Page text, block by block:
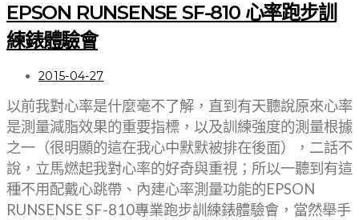
EPSON RUNSENSE SF-810 心率跑步訓
練錶體驗會
2015-04-27
以前我對心率是什麼毫不了解，直到有天聽說原來心率
是測量減脂效果的重要指標，以及訓練強度的測量根據
之一（很明顯的這在我心中默默被排在後面），二話不
說，立馬燃起我對心率的好奇與重視；所以一聽到有這
種不用配戴心跳帶、內建心率測量功能的EPSON
RUNSENSE SF-810專業跑步訓練錶體驗會，當然舉手